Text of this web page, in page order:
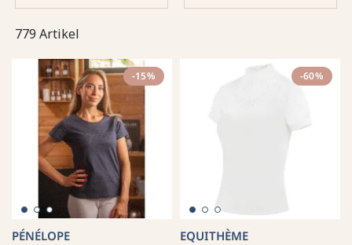
779 Artikel
-15%
PÉNÉLOPE
-60%
EQUITHÈME